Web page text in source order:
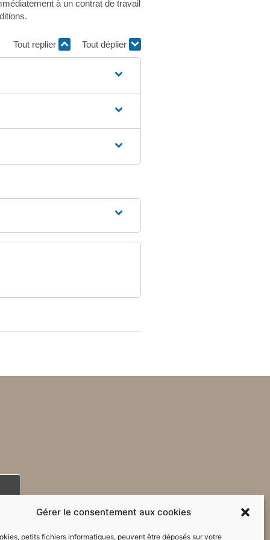
Gérer le consentement aux cookies
petits fichiers informatiques, peuvent être déposés sur votre
à un contrat de travail
Tout replier Tout déplier